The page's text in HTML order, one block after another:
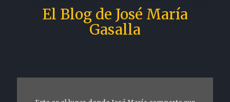
El Blog de José María
Gasalla